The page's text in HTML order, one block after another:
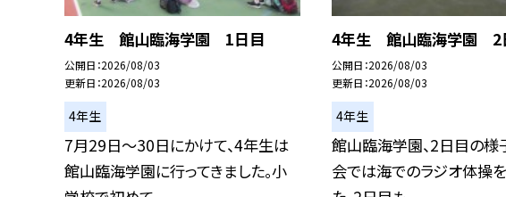
4年生 館山臨海学園 1日目
公開日 2026/08/03
更新日 2026/08/03
4年生
7月29日～30日にかけて、4年生は
館山臨海学園に行ってきました。小
4年生 館山臨海学園 2
公開日 2026/08/03
更新日 2026/08/03
4年生
館山臨海学園、2日目の様
会では海でのラジオ体操